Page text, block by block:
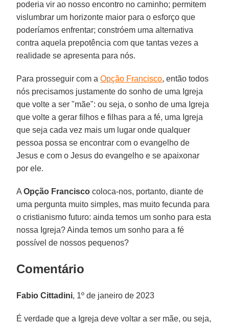
poderia vir ao nosso encontro no caminho; permitem
vislumbrar um horizonte maior para o esforço que
poderíamos enfrentar; constróem uma alternativa
contra aquela prepotência com que tantas vezes a
realidade se apresenta para nós.
Para prosseguir com aOpção Francisco, então todos
nós precisamos justamente do sonho de uma Igreja
que volte a ser "mãe": ou seja, o sonho de uma Igreja
que volte a gerar filhos e filhas para a fé, uma Igreja
que seja cada vez mais um lugar onde qualquer
pessoa possa se encontrar com o evangelho de
Jesus e com o Jesus do evangelho e se apaixonar
por ele.
AOpção Francisco coloca-nos, portanto, diante de
uma pergunta muito simples, mas muito fecunda para
o cristianismo futuro: ainda temos um sonho para esta
nossa Igreja? Ainda temos um sonho para a fé
possível de nossos pequenos?
Comentário
Fabio Cittadini, 1º de janeiro de 2023
É verdade que a Igreja deve voltar a ser mãe, ou seja,